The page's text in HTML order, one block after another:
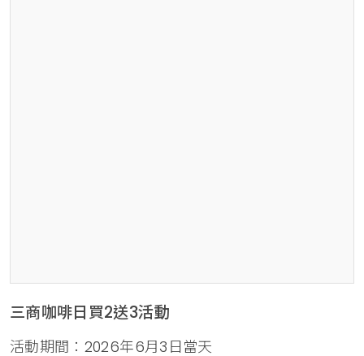
三商咖啡日買2送3活動
活動期間：2026年6月3日當天